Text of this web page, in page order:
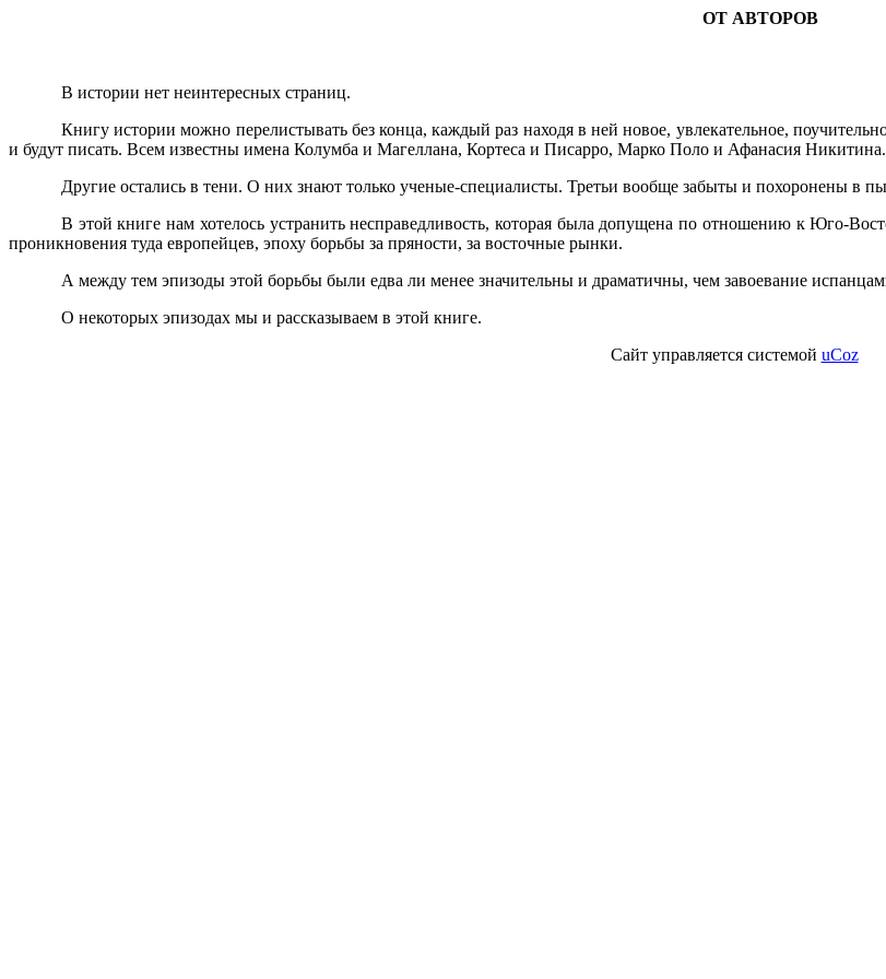
ОТ АВТОРОВ
В истории нет неинтересных страниц.
Книгу истории можно перелистывать без конца, каждый раз находя в ней новое, увлекательное,
и будут писать. Всем известны имена Колумба и Магеллана, Корте­са и Писарро, Марко Поло и Афанасия Никитина.
Другие остались в тени. О них знают только ученые-специалисты. Третьи вообще забыты и похо­ронены в
В этой книге нам хотелось устранить несправед­ливость, которая была допущена по отношению к Юго-
проникновения ту­да европейцев, эпоху борьбы за пряности, за во­сточные рынки.
А между тем эпизоды этой борьбы были едва ли менее значительны и драматичны, чем завое­вание
О некоторых эпизодах мы и рассказываем в этой книге.
Сайт управляется системой uCoz